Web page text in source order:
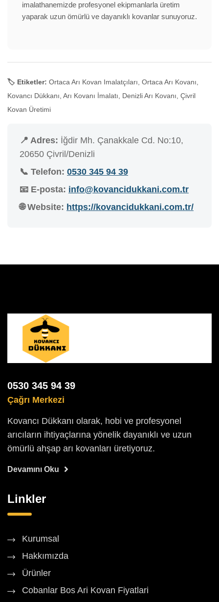
imalathanemizde profesyonel ekipmanlarla üretim
yaparak uzun ömürlü ve dayanıklı kovanlar sunuyoruz.
🏷️ Etiketler: Ortaca Arı Kovan Imalatçıları, Ortaca Arı Kovanı,
Kovancı Dükkanı, Arı Kovanı İmalatı, Denizli Arı Kovanı, Çivril
Kovan Üretimi
📍 Adres: İğdir Mh. Çanakkale Cd. No:10,
20650 Çivril/Denizli
📞 Telefon: 0530 345 94 39
📧 E-posta: info@kovancidukkani.com.tr
🌐 Website: https://kovancidukkani.com.tr/
0530 345 94 39
Çağrı Merkezi
Kovancı Dükkanı olarak, hobi ve profesyonel
arıcıların ihtiyaçlarına yönelik dayanıklı ve uzun
ömürlü ahşap arı kovanları üretiyoruz.
Devamını Oku
Linkler
Kurumsal
Hakkımızda
Ürünler
Cobanlar Bos Ari Kovan Fiyatlari